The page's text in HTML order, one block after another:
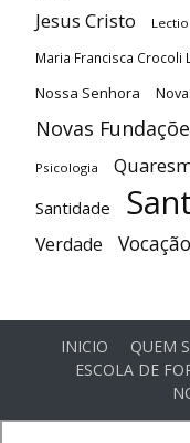
Jesus Cristo
Maria Francisca Crocoli
Nossa Senhora
Novas
Psicologia
Santidade
Verdade Vocação
INICIO QUEM
ESCOLA DE